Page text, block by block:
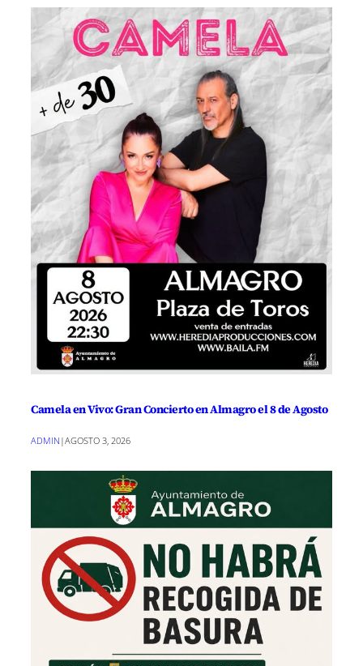
Camela en Vivo: Gran Concierto en Almagro el 8 de Agosto
ADMIN |AGOSTO 3, 2026